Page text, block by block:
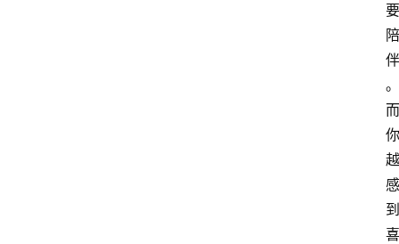
要
陪
伴
。
而
你
越
感
到
喜